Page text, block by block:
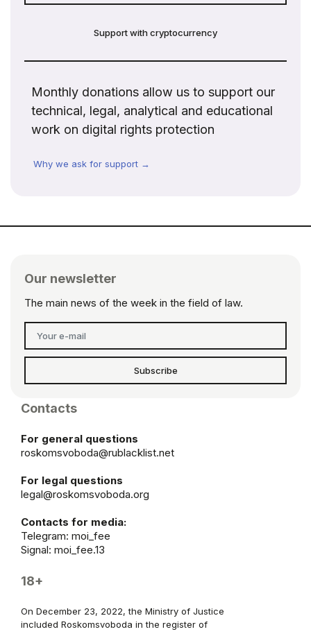
Support with cryptocurrency
Monthly donations allow us to support our
technical, legal, analytical and educational
work on digital rights protection
Why we ask for support →
Our newsletter
The main news of the week in the field of law.
Subscribe
Contacts
For general questions
roskomsvoboda@rublacklist.net
For legal questions
legal@roskomsvoboda.org
Contacts for media:
Telegram: moi_fee
Signal: moi_fee.13
18+
On December 23, 2022, the Ministry of Justice
included Roskomsvoboda in the register of